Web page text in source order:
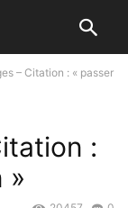
– Citation : « passer
:
»